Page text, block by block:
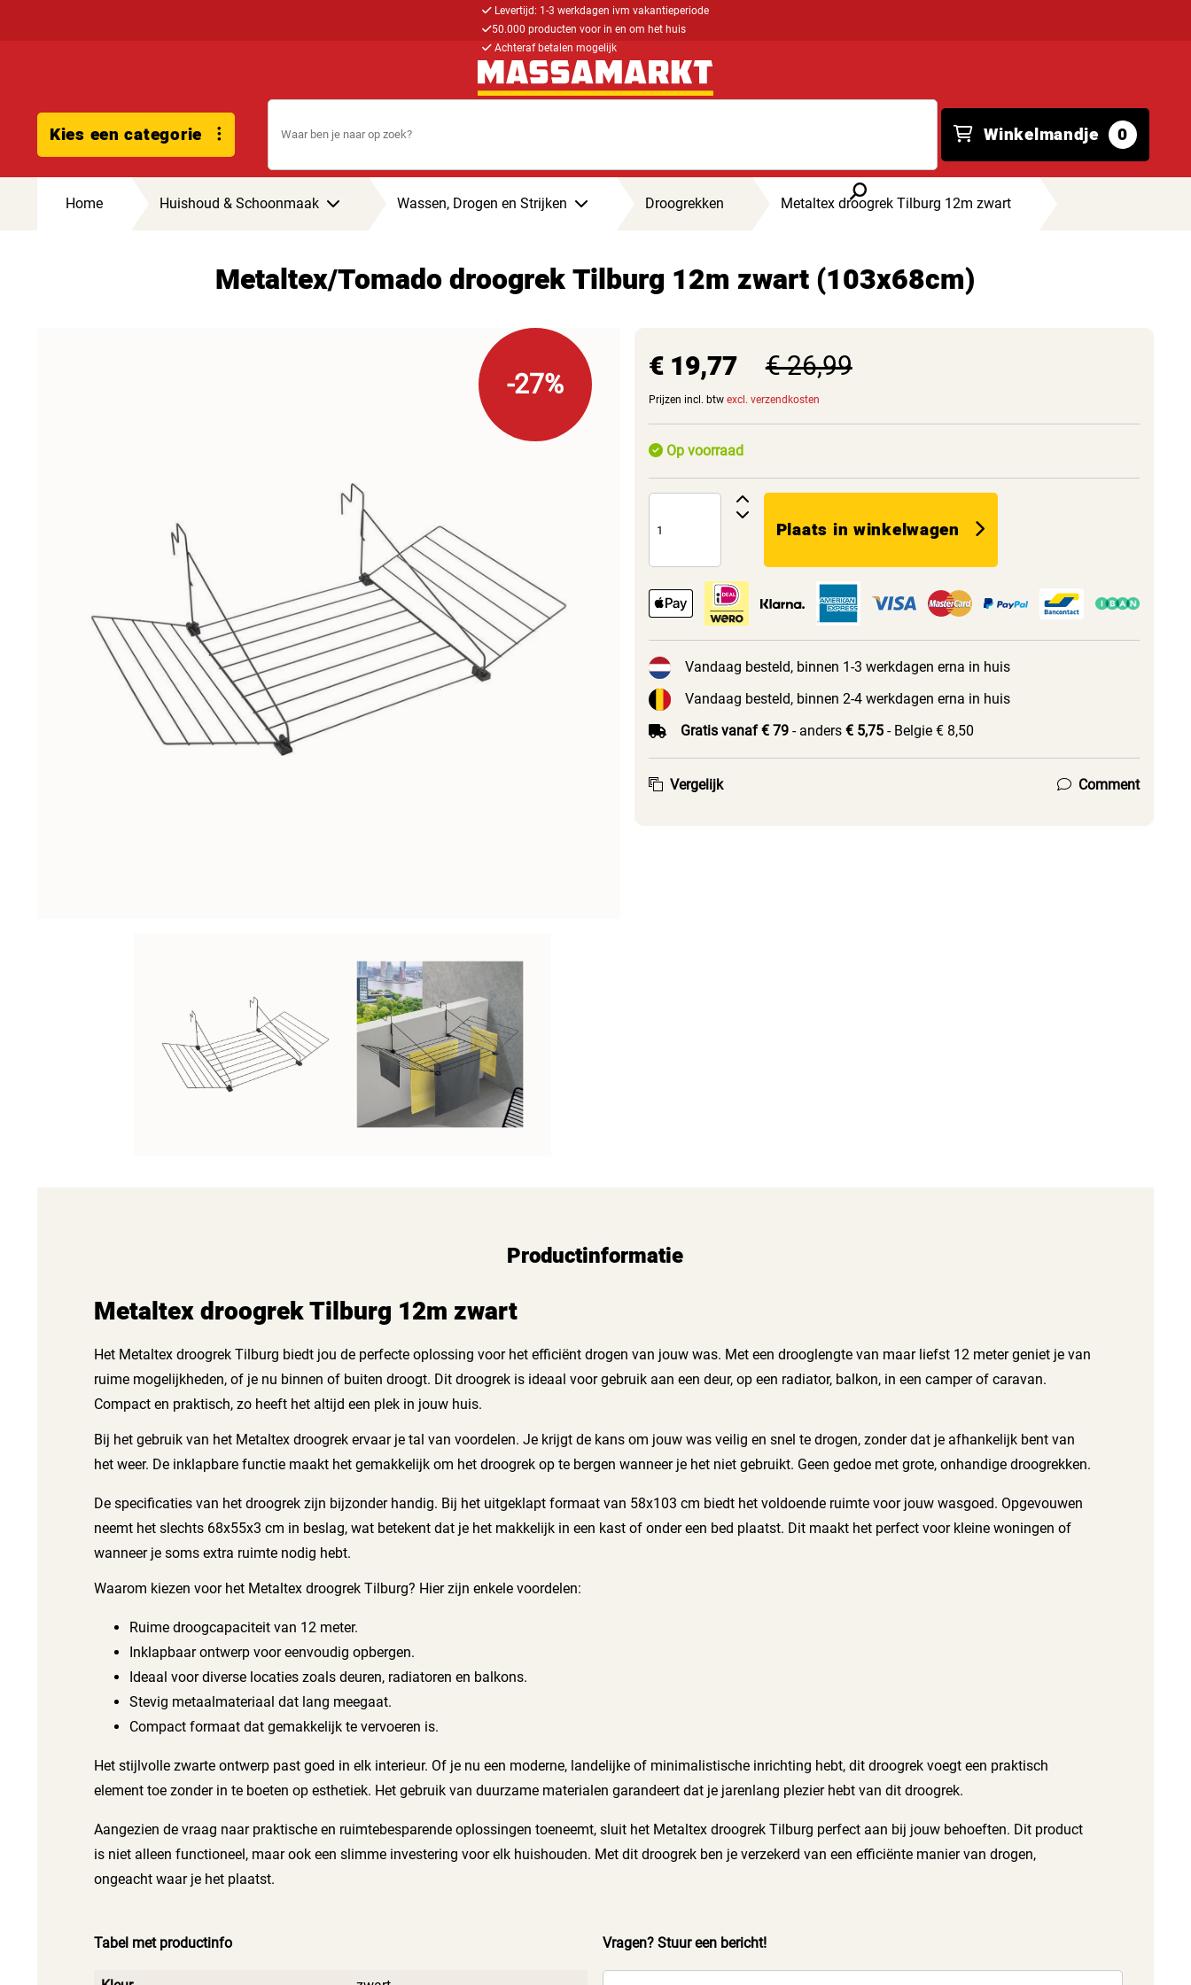
Levertijd: 1-3 werkdagen ivm vakantieperiode
50.000 producten voor in en om het huis
Achteraf betalen mogelijk
Kies een categorie Winkelmandje 0
Home Huishoud & Schoonmaak Wassen, Drogen en Strijken Droogrekken Metaltex droogrek Tilburg 12m zwart
Metaltex/Tomado droogrek Tilburg 12m zwart (103x68cm)
-27% € 19,77 € 26,99
Prijzen incl. btw excl. verzendkosten
Op voorraad
Plaats in winkelwagen
Vandaag besteld, binnen 1-3 werkdagen erna in huis
Vandaag besteld, binnen 2-4 werkdagen erna in huis
Gratis vanaf € 79- anders € 5,75- Belgie € 8,50
Vergelijk Comment
Productinformatie
Metaltex droogrek Tilburg 12m zwart
Het Metaltex droogrek Tilburg biedt jou de perfecte oplossing voor het efficiënt drogen van jouw was. Met een drooglengte van maar liefst 12 meter geniet je van
ruime mogelijkheden, of je nu binnen of buiten droogt. Dit droogrek is ideaal voor gebruik aan een deur, op een radiator, balkon, in een camper of caravan.
Compact en praktisch, zo heeft het altijd een plek in jouw huis.
Bij het gebruik van het Metaltex droogrek ervaar je tal van voordelen. Je krijgt de kans om jouw was veilig en snel te drogen, zonder dat je afhankelijk bent van
het weer. De inklapbare functie maakt het gemakkelijk om het droogrek op te bergen wanneer je het niet gebruikt. Geen gedoe met grote, onhandige droogrekken.
De specificaties van het droogrek zijn bijzonder handig. Bij het uitgeklapt formaat van 58x103 cm biedt het voldoende ruimte voor jouw wasgoed. Opgevouwen
neemt het slechts 68x55x3 cm in beslag, wat betekent dat je het makkelijk in een kast of onder een bed plaatst. Dit maakt het perfect voor kleine woningen of
wanneer je soms extra ruimte nodig hebt.
Waarom kiezen voor het Metaltex droogrek Tilburg? Hier zijn enkele voordelen:
Ruime droogcapaciteit van 12 meter.
Inklapbaar ontwerp voor eenvoudig opbergen.
Ideaal voor diverse locaties zoals deuren, radiatoren en balkons.
Stevig metaalmateriaal dat lang meegaat.
Compact formaat dat gemakkelijk te vervoeren is.
Het stijlvolle zwarte ontwerp past goed in elk interieur. Of je nu een moderne, landelijke of minimalistische inrichting hebt, dit droogrek voegt een praktisch
element toe zonder in te boeten op esthetiek. Het gebruik van duurzame materialen garandeert dat je jarenlang plezier hebt van dit droogrek.
Aangezien de vraag naar praktische en ruimtebesparende oplossingen toeneemt, sluit het Metaltex droogrek Tilburg perfect aan bij jouw behoeften. Dit product
is niet alleen functioneel, maar ook een slimme investering voor elk huishouden. Met dit droogrek ben je verzekerd van een efficiënte manier van drogen,
ongeacht waar je het plaatst.
Tabel met productinfo Vragen? Stuur een bericht!